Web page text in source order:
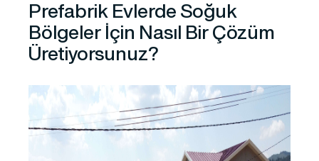
Prefabrik Evlerde Soğuk
Bölgeler İçin Nasıl Bir Çözüm
Üretiyorsunuz?